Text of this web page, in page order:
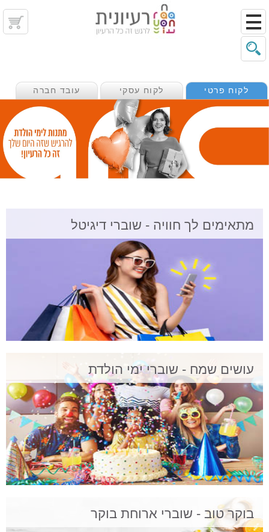
לקוח פרטי לקוח עסקי עובד חברה
מתאימים לך חוויה - שוברי דיגיטל
עושים שמח - שוברי ימי הולדת
בוקר טוב - שוברי ארוחת בוקר